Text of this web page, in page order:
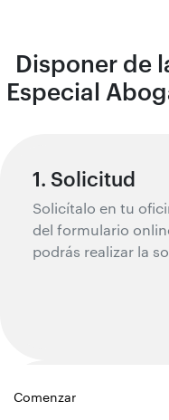
Disponer de
Especial
1. Solicitud
Solicítalo en tu
del formulario
podrás realizar la
2. Valoración
Comenzar